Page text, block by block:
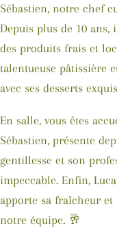
Sébastien, notre chef
Depuis plus de 10
des produits frais et
talentueuse pâtissière
avec ses desserts
En salle, vous êtes
Sébastien, présente
gentillesse et son
impeccable. Enfin,
apporte sa fraîcheur
notre équipe. 🥂